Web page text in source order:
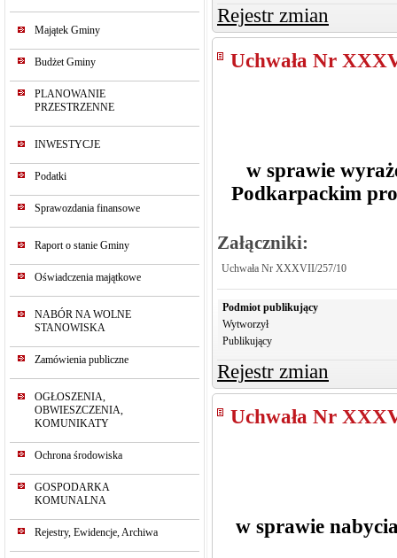
Majątek Gminy
Budżet Gminy
PLANOWANIE
PRZESTRZENNE
INWESTYCJE
Podatki
Sprawozdania finansowe
Raport o stanie Gminy
Oświadczenia majątkowe
NABÓR NA WOLNE
STANOWISKA
Zamówienia publiczne
OGŁOSZENIA,
OBWIESZCZENIA,
KOMUNIKATY
Ochrona środowiska
GOSPODARKA
KOMUNALNA
Rejestry, Ewidencje, Archiwa
Rejestr zmian
Uchwała Nr
w sprawie
Podkarpackim
Załączniki:
Uchwała Nr XXXVII/257/10
Podmiot publikujący
Wytworzył
Publikujący
Rejestr zmian
Uchwała Nr
w sprawie